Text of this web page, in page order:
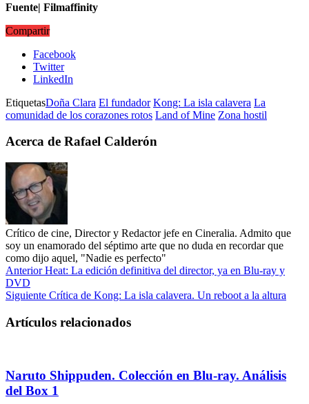
Fuente| Filmaffinity
Compartir
Facebook
Twitter
LinkedIn
EtiquetasDoña Clara El fundador Kong: La isla calavera La
comunidad de los corazones rotos Land of Mine Zona hostil
Acerca de Rafael Calderón
Crítico de cine, Director y Redactor jefe en Cineralia. Admito que
soy un enamorado del séptimo arte que no duda en recordar que
como dijo aquel, "Nadie es perfecto"
AnteriorHeat: La edición definitiva del director, ya en Blu-ray y
DVD
Siguiente Crítica de Kong: La isla calavera. Un reboot a la altura
Artículos relacionados
Naruto Shippuden. Colección en Blu-ray. Análisis
del Box 1